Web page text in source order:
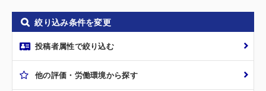
絞り込み条件を変更
投稿者属性で絞り込む
他の評価・労働環境から探す